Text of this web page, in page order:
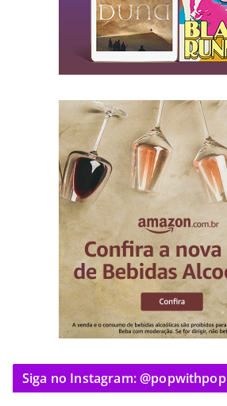
Siga no Instagram: @popwithpop